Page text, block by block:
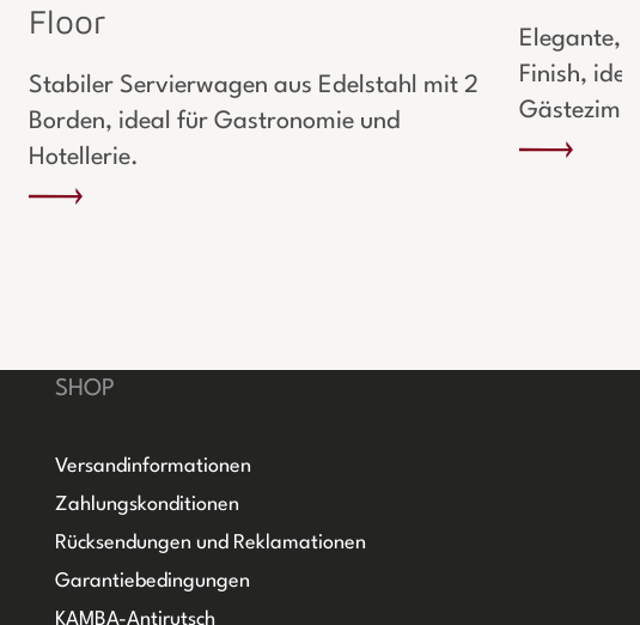
Floor
Stabiler Servierwagen aus Edelstahl mit 2
Borden, ideal für Gastronomie und
Hotellerie.
Elegante,
Finish,
SHOP
Versandinformationen
Zahlungskonditionen
Rücksendungen und Reklamationen
Garantiebedingungen
KAMBA-Antirutsch